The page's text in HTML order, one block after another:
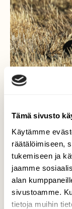
Tämä sivusto
Käytämme
räätälöimiseen,
tukemiseen ja
jaamme
alan
sivustoamme.
tietoja muihin